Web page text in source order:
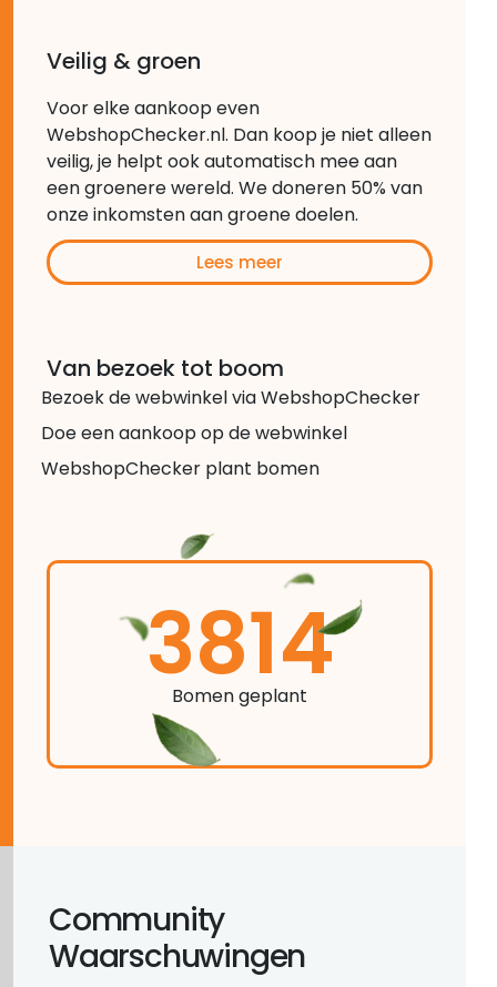
Veilig & groen
Voor elke aankoop even
WebshopChecker.nl. Dan koop je niet alleen
veilig, je helpt ook automatisch mee aan
een groenere wereld. We doneren 50% van
onze inkomsten aan groene doelen.
Lees meer
Van bezoek tot boom
Bezoek de webwinkel via WebshopChecker
Doe een aankoop op de webwinkel
WebshopChecker plant bomen
3814
Bomen geplant
Community
Waarschuwingen